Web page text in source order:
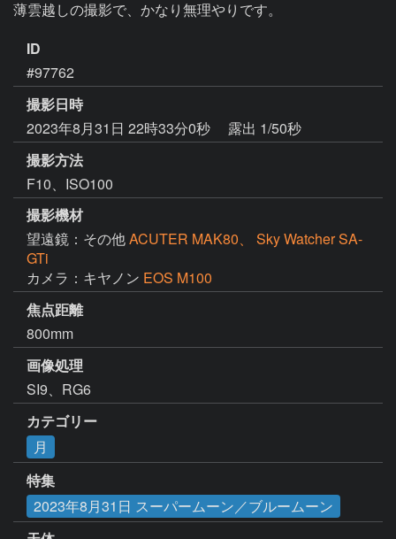
ID
#97762
撮影日時
2023年8月31日 22時33分0秒
露出 1/50秒
撮影方法
F10、ISO100
撮影機材
望遠鏡：その他ACUTER MAK80、 Sky Watcher SA-
GTi
カメラ：キヤノン EOS M100
焦点距離
800mm
画像処理
SI9、RG6
カテゴリー
月
特集
2023年8月31日 スーパームーン／ブルームーン